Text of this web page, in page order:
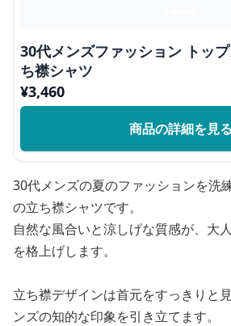
30代メンズファッション トッ
ち襟シャツ
¥3,460
商品の詳細を見る
30代メンズの夏のファッションを洗
の立ち襟シャツです。
自然な風合いと涼しげな質感が、大
を格上げします。
立ち襟デザインは首元をすっきりと
ンズの知的な印象を引き立てます。